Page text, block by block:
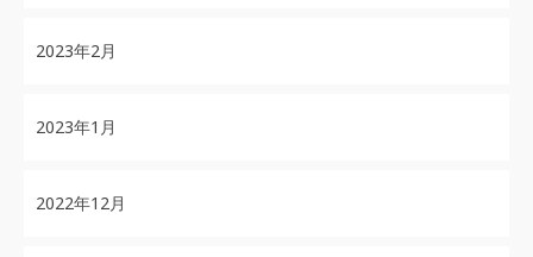
2023年2月
2023年1月
2022年12月